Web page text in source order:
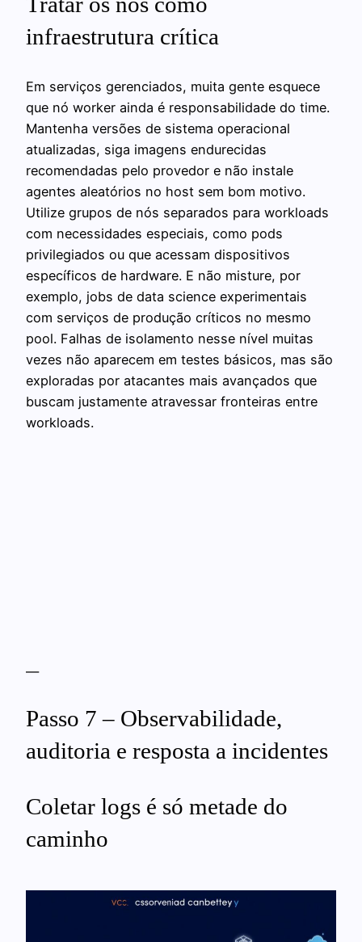
infraestrutura crítica
Em serviços gerenciados, muita gente esquece
que nó worker ainda é responsabilidade do time.
Mantenha versões de sistema operacional
atualizadas, siga imagens endurecidas
recomendadas pelo provedor e não instale
agentes aleatórios no host sem bom motivo.
Utilize grupos de nós separados para workloads
com necessidades especiais, como pods
privilegiados ou que acessam dispositivos
específicos de hardware. E não misture, por
exemplo, jobs de data science experimentais
com serviços de produção críticos no mesmo
pool. Falhas de isolamento nesse nível muitas
vezes não aparecem em testes básicos, mas são
exploradas por atacantes mais avançados que
buscam justamente atravessar fronteiras entre
workloads.
—
Passo 7 – Observabilidade,
auditoria e resposta a incidentes
Coletar logs é só metade do
caminho